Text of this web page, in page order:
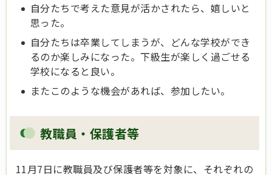
自分たちで考えた意見が活かされたら、嬉しいと
思った。
自分たちは卒業してしまうが、どんな学校ができ
るのか楽しみになった。下級生が楽しく過ごせる
学校になると良い。
またこのような機会があれば、参加したい。
教職員・保護者等
11月7日に教職員及び保護者等を対象に、それぞれの